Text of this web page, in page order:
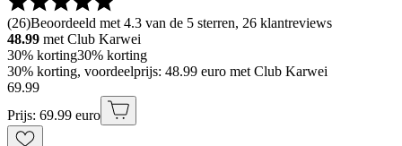
(26)Beoordeeld met 4.3 van de 5 sterren, 26 klantreviews
48.99 met Club Karwei
30% korting30% korting
30% korting, voordeelprijs: 48.99 euro met Club Karwei
69.99
Prijs: 69.99 euro